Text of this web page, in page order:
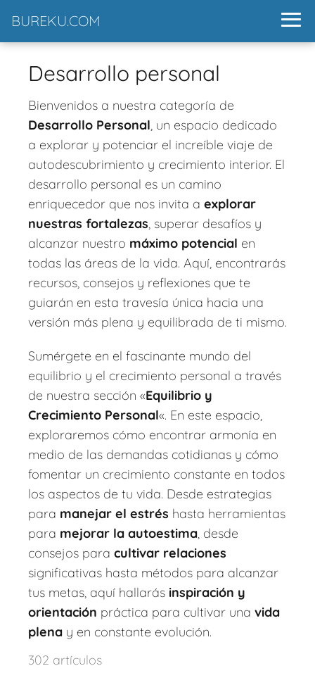
BUREKU.COM
Desarrollo personal
Bienvenidos a nuestra categoría de
Desarrollo Personal, un espacio dedicado
a explorar y potenciar el increíble viaje de
autodescubrimiento y crecimiento interior. El
desarrollo personal es un camino
enriquecedor que nos invita a explorar
nuestras fortalezas, superar desafíos y
alcanzar nuestro máximo potencial en
todas las áreas de la vida. Aquí, encontrarás
recursos, consejos y reflexiones que te
guiarán en esta travesía única hacia una
versión más plena y equilibrada de ti mismo.
Sumérgete en el fascinante mundo del
equilibrio y el crecimiento personal a través
de nuestra sección «Equilibrio y
Crecimiento Personal«. En este espacio,
exploraremos cómo encontrar armonía en
medio de las demandas cotidianas y cómo
fomentar un crecimiento constante en todos
los aspectos de tu vida. Desde estrategias
para manejar el estrés hasta herramientas
para mejorar la autoestima, desde
consejos para cultivar relaciones
significativas hasta métodos para alcanzar
tus metas, aquí hallarás inspiración y
orientación práctica para cultivar una vida
plena y en constante evolución.
302 artículos